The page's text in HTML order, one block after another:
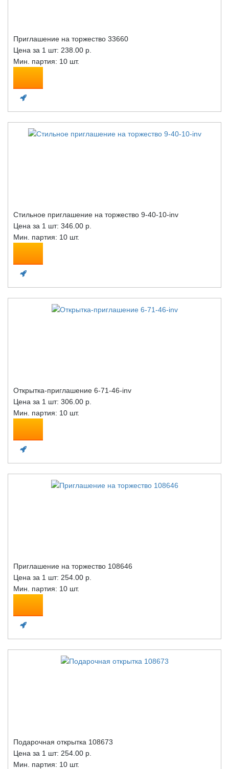
Приглашение на торжество 33660
Цена за 1 шт: 238.00 р.
Мин. партия: 10 шт.
Стильное приглашение на торжество 9-40-10-inv
Цена за 1 шт: 346.00 р.
Мин. партия: 10 шт.
Открытка-приглашение 6-71-46-inv
Цена за 1 шт: 306.00 р.
Мин. партия: 10 шт.
Приглашение на торжество 108646
Цена за 1 шт: 254.00 р.
Мин. партия: 10 шт.
Подарочная открытка 108673
Цена за 1 шт: 254.00 р.
Мин. партия: 10 шт.